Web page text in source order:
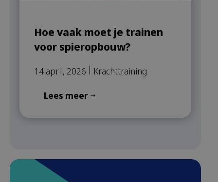
Hoe vaak moet je trainen
voor spieropbouw?
14 april, 2026 | Krachttraining
Lees meer $